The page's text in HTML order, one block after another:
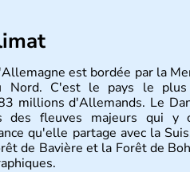
est bordée par la
Nord. C'est le pays le
millions d'Allemands. Le
des fleuves majeurs qui y
qu'elle partage avec la
de Bavière et la Forêt de